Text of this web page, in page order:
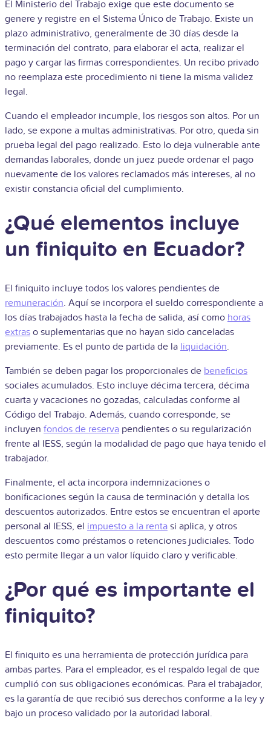
El Ministerio del Trabajo exige que este documento se
genere y registre en el Sistema Único de Trabajo. Existe un
plazo administrativo, generalmente de 30 días desde la
terminación del contrato, para elaborar el acta, realizar el
pago y cargar las firmas correspondientes. Un recibo privado
no reemplaza este procedimiento ni tiene la misma validez
legal.
Cuando el empleador incumple, los riesgos son altos. Por un
lado, se expone a multas administrativas. Por otro, queda sin
prueba legal del pago realizado. Esto lo deja vulnerable ante
demandas laborales, donde un juez puede ordenar el pago
nuevamente de los valores reclamados más intereses, al no
existir constancia oficial del cumplimiento.
¿Qué elementos incluye
un finiquito en Ecuador?
El finiquito incluye todos los valores pendientes de
remuneración. Aquí se incorpora el sueldo correspondiente a
los días trabajados hasta la fecha de salida, así como horas
extras o suplementarias que no hayan sido canceladas
previamente. Es el punto de partida de la liquidación.
También se deben pagar los proporcionales de beneficios
sociales acumulados. Esto incluye décima tercera, décima
cuarta y vacaciones no gozadas, calculadas conforme al
Código del Trabajo. Además, cuando corresponde, se
incluyen fondos de reserva pendientes o su regularización
frente al IESS, según la modalidad de pago que haya tenido el
trabajador.
Finalmente, el acta incorpora indemnizaciones o
bonificaciones según la causa de terminación y detalla los
descuentos autorizados. Entre estos se encuentran el aporte
personal al IESS, el impuesto a la renta si aplica, y otros
descuentos como préstamos o retenciones judiciales. Todo
esto permite llegar a un valor líquido claro y verificable.
¿Por qué es importante el
finiquito?
El finiquito es una herramienta de protección jurídica para
ambas partes. Para el empleador, es el respaldo legal de que
cumplió con sus obligaciones económicas. Para el trabajador,
es la garantía de que recibió sus derechos conforme a la ley y
bajo un proceso validado por la autoridad laboral.